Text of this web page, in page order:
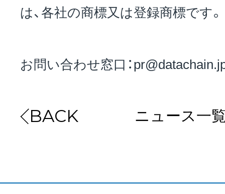
は、各社の商標又は登録商標です。
お問い合わせ窓口：
BACK ニュース一